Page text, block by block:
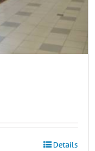
Details